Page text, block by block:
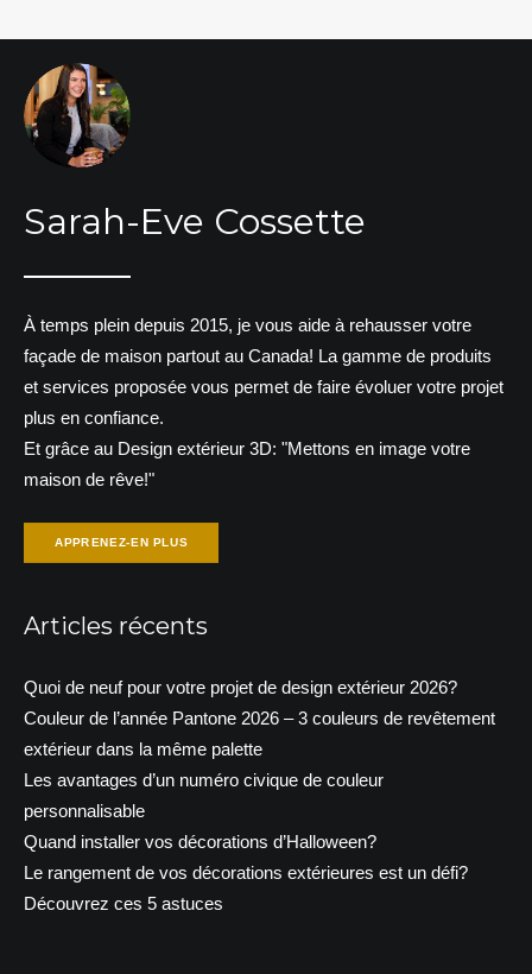
Sarah-Eve Cossette
À temps plein depuis 2015, je vous aide à rehausser votre
façade de maison partout au Canada! La gamme de produits
et services proposée vous permet de faire évoluer votre projet
plus en confiance.
Et grâce au Design extérieur 3D: "Mettons en image votre
maison de rêve!"
APPRENEZ-EN PLUS
Articles récents
Quoi de neuf pour votre projet de design extérieur 2026?
Couleur de l’année Pantone 2026 – 3 couleurs de revêtement
extérieur dans la même palette
Les avantages d’un numéro civique de couleur
personnalisable
Quand installer vos décorations d’Halloween?
Le rangement de vos décorations extérieures est un défi?
Découvrez ces 5 astuces